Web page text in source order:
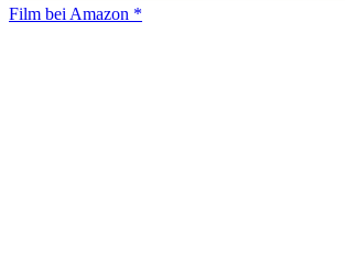
Film bei Amazon *